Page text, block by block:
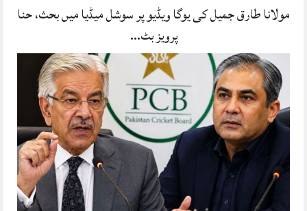
مولانا طارق جمیل کی یوگا ویڈیو پر سوشل میڈیا میں بحث، حنا
پرویز بٹ…